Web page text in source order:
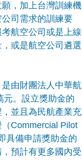
，加上台灣訓練機
司需求的訓練要
航空公司或是上線
或是航空公司遴選
由財團法人中華航
元。設立獎助金的
並且為民航產業充
Commercial Pilot
具備申請獎助金的
預計有更多國內受